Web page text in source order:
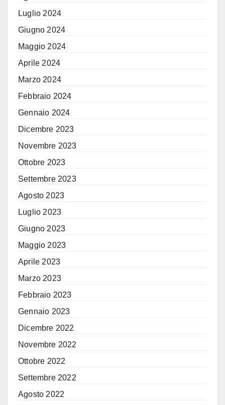
Luglio 2024
Giugno 2024
Maggio 2024
Aprile 2024
Marzo 2024
Febbraio 2024
Gennaio 2024
Dicembre 2023
Novembre 2023
Ottobre 2023
Settembre 2023
Agosto 2023
Luglio 2023
Giugno 2023
Maggio 2023
Aprile 2023
Marzo 2023
Febbraio 2023
Gennaio 2023
Dicembre 2022
Novembre 2022
Ottobre 2022
Settembre 2022
Agosto 2022